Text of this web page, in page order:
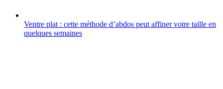
Ventre plat : cette méthode d’abdos peut affiner votre taille en
quelques semaines